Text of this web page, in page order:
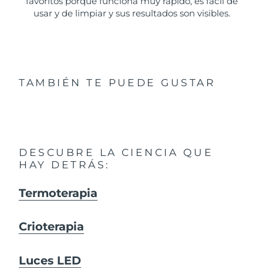
usar y de limpiar y sus resultados son visibles.
TAMBIÉN TE PUEDE GUSTAR
DESCUBRE LA CIENCIA QUE
HAY DETRÁS:
Termoterapia
Crioterapia
Luces LED